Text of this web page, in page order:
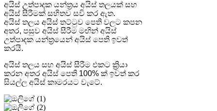
අයිස් උත්පාදක යන්ත්‍රය අයිස් තලයක් සහ
අයිස් සීරීමක් සහිතව සවි කර ඇත.
අයිස් තලය අයිස් තට්ටුව පෙති වලට කපන
අතර, පසුව අයිස් සීරීම මඟින් අයිස්
උත්පාදක යන්ත්‍රයෙන් අයිස් පෙති ඉවත්
කරයි.
අයිස් තලය සහ අයිස් සීරීම එකට ක්‍රියා
කරන අතර අයිස් පෙති 100% ක් ඉවත් කර
සියල්ල අයිස් කාමරයට වැටේ.